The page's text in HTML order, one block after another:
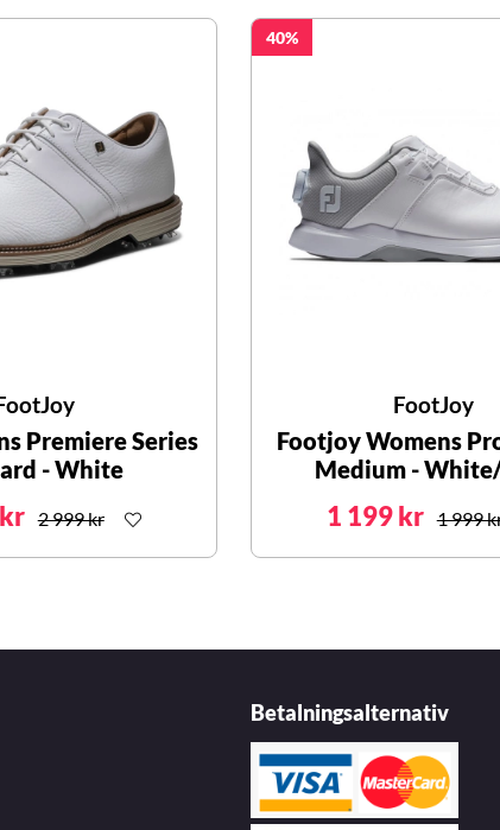
Premiere Series
- White
2 999 kr
40
FootJoy
Footjoy Womens
Medium -
1 199 kr 1 999
Betalningsalternativ